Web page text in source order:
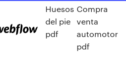
Huesos
del pie
pdf
Compra
venta
automotor
pdf